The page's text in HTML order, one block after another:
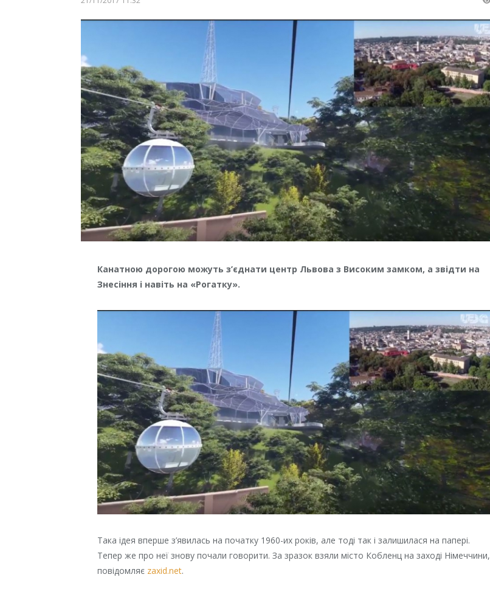
Канатною дорогою можуть з’єднати центр Львова з Високим замком, а звідти на
Знесіння і навіть на «Рогатку».
Така ідея вперше з’явилась на початку 1960-их років, але тоді так і залишилася на папері.
Тепер же про неї знову почали говорити. За зразок взяли місто Кобленц на заході Німеччини,
повідомляє zaxid.net.